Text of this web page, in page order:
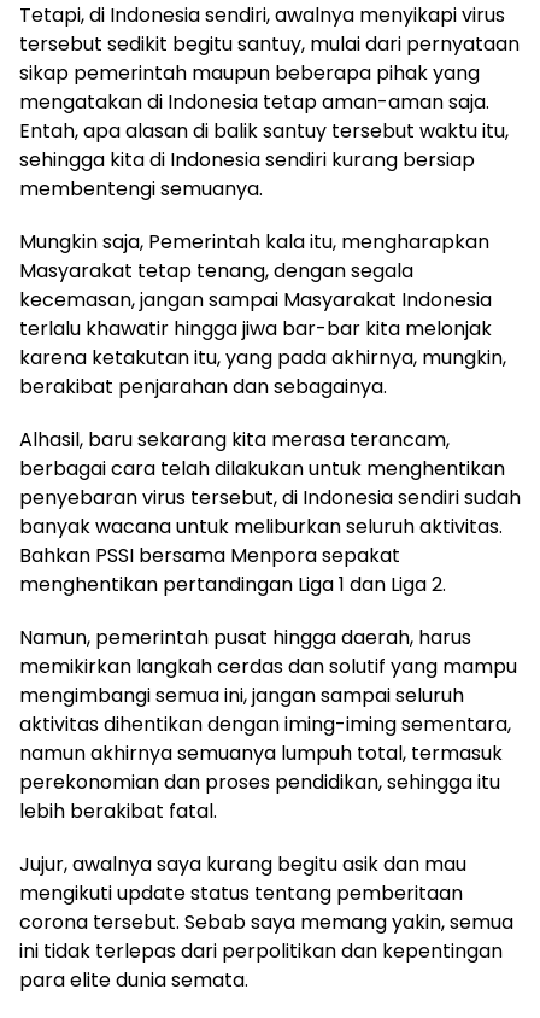
Tetapi, di Indonesia sendiri, awalnya menyikapi virus
tersebut sedikit begitu santuy, mulai dari pernyataan
sikap pemerintah maupun beberapa pihak yang
mengatakan di Indonesia tetap aman-aman saja.
Entah, apa alasan di balik santuy tersebut waktu itu,
sehingga kita di Indonesia sendiri kurang bersiap
membentengi semuanya.
Mungkin saja, Pemerintah kala itu, mengharapkan
Masyarakat tetap tenang, dengan segala
kecemasan, jangan sampai Masyarakat Indonesia
terlalu khawatir hingga jiwa bar-bar kita melonjak
karena ketakutan itu, yang pada akhirnya, mungkin,
berakibat penjarahan dan sebagainya.
Alhasil, baru sekarang kita merasa terancam,
berbagai cara telah dilakukan untuk menghentikan
penyebaran virus tersebut, di Indonesia sendiri sudah
banyak wacana untuk meliburkan seluruh aktivitas.
Bahkan PSSI bersama Menpora sepakat
menghentikan pertandingan Liga 1 dan Liga 2.
Namun, pemerintah pusat hingga daerah, harus
memikirkan langkah cerdas dan solutif yang mampu
mengimbangi semua ini, jangan sampai seluruh
aktivitas dihentikan dengan iming-iming sementara,
namun akhirnya semuanya lumpuh total, termasuk
perekonomian dan proses pendidikan, sehingga itu
lebih berakibat fatal.
Jujur, awalnya saya kurang begitu asik dan mau
mengikuti update status tentang pemberitaan
corona tersebut. Sebab saya memang yakin, semua
ini tidak terlepas dari perpolitikan dan kepentingan
para elite dunia semata.